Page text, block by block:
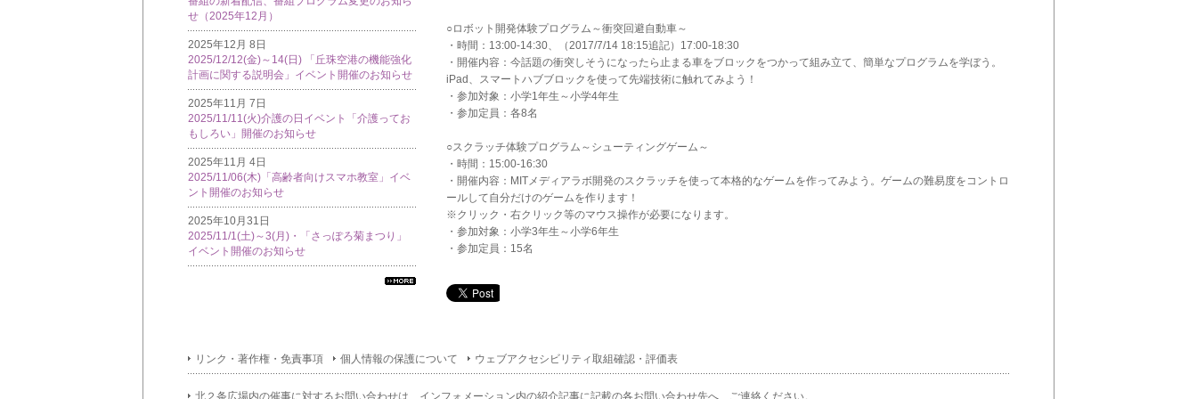
せ（2025年12月）
2025年12月 8日
2025/12/12(金)～14(日) 「丘珠空港の機能強化
計画に関する説明会」イベント開催のお知らせ
2025年11月 7日
2025/11/11(火)介護の日イベント「介護ってお
もしろい」開催のお知らせ
2025年11月 4日
2025/11/06(木)「高齢者向けスマホ教室」イベ
ント開催のお知らせ
2025年10月31日
2025/11/1(土)～3(月)・「さっぽろ菊まつり」
イベント開催のお知らせ
メー
ショ
○ロボット開発体験プログラム～衝突回避自動車～
・時間：13:00-14:30、（2017/7/14 18:15追記）17:00-18:30
・開催内容：今話題の衝突しそうになったら止まる車をブロックをつかって組み立て、簡単なプログラムを学ぼう。
iPad、スマートハブブロックを使って先端技術に触れてみよう！
・参加対象：小学1年生～小学4年生
・参加定員：各8名
○スクラッチ体験プログラム～シューティングゲーム～
・時間：15:00-16:30
・開催内容：MITメディアラボ開発のスクラッチを使って本格的なゲームを作ってみよう。ゲームの難易度をコントロ
ールして自分だけのゲームを作ります！
※クリック・右クリック等のマウス操作が必要になります。
・参加対象：小学3年生～小学6年生
・参加定員：15名
リンク・著作権・免責事項 個人情報の保護について ウェブアクセシビリティ取組確認・評価表
北２条広場内の催事に対するお問い合わせは、インフォメーション内の紹介記事に記載の各お問い合わせ先へ、ご連絡ください。